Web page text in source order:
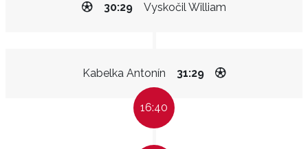
Vyskočil William
30:29
Kabelka Antonín 31:29
16:40